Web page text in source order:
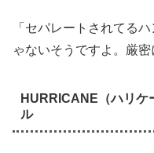
「セパレートされてる
ゃないそうですよ。厳密
HURRICANE（ハリケ
ル